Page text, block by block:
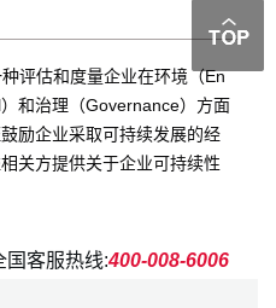
评估和度量企业在环境（En
和治理（Governance）方面
励企业采取可持续发展的经
关方提供关于企业可持续性
国客服热线:400-008-6006